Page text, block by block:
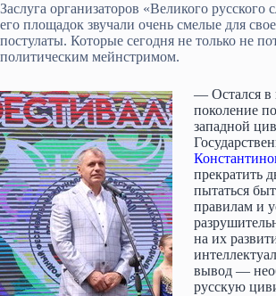
Заслуга организаторов «Великого русского
его площадок звучали очень смелые для
постулаты. Которые сегодня не только не
политическим мейнстримом.
— Остался в
поколение
западной
прекратить
пытаться
правилам и
на их
вывод —
русскую